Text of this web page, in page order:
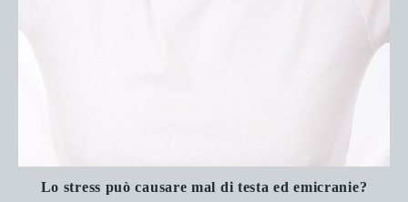
Lo stress può causare mal di testa ed emicranie?